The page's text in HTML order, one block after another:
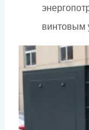
винтовым